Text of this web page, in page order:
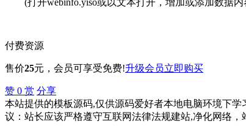
付费资源
售价25元 ，会员可享受免费!升级会员立即购买
赞 0 赏 分享
本站提供的模板源码,仅供源码爱好者本地电脑环境下
议：站长应该严格遵守互联网法律法规建站,净化网络，